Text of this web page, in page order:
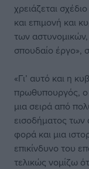
χρειάζεται
και επιμονή και
των
σπουδαίο έργο»,
«Γι’ αυτό και η
πρωθυπουργός, ο
μια σειρά από
εισοδήματος των
φορά και μια
επικίνδυνο του
τελικώς νομίζω